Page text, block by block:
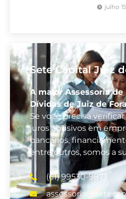
julho
Sete Capital Juiz
A maior Assessoria de
Dívidas de Juiz de
Se você precisa
juros abusivos em
bancários,
entre outros, somos a
(61) 99530-9873